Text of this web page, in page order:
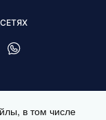
в том числе